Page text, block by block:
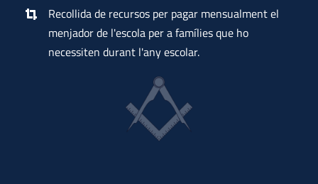
Recollida de recursos per pagar mensualment el
menjador de l'escola per a famílies que ho
necessiten durant l'any escolar.